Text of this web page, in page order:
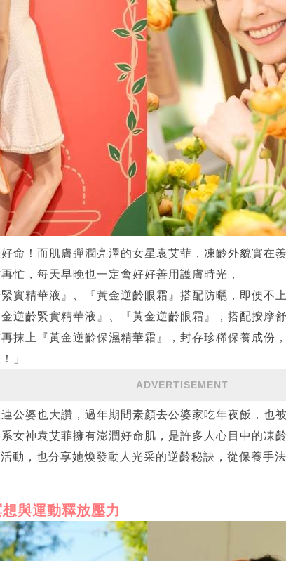
命！而肌膚彈潤亮澤的女星袁艾菲，凍齡外貌實在
忙，每天早晚也一定會好好善用護膚時光，
緊實精華液』、『黃金逆齡眼霜』搭配防曬，即便不
逆齡緊實精華液』、『黃金逆齡眼霜』，搭配按摩
抹上『黃金逆齡保濕精華霜』，封存珍稀保養成份
」
ADVERTISEMENT
公婆也大讚，過年期間素顏去公婆家吃年夜飯，也
女神袁艾菲擁有澎潤好命肌，是許多人心目中的凍
動，也分享她煥發動人光采的逆齡秘訣，從保養手
與運動釋放壓力